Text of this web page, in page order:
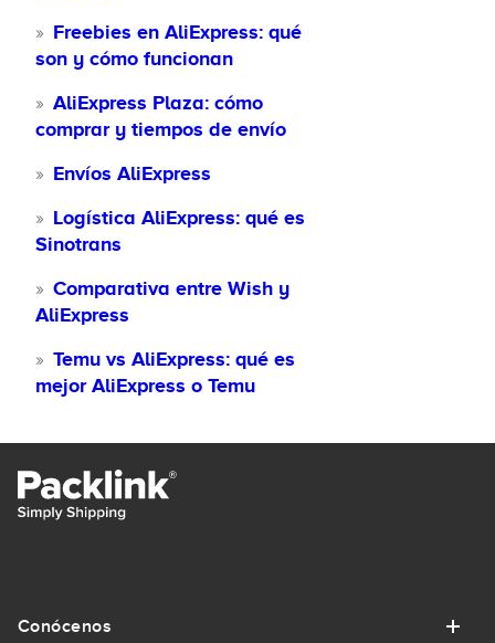
Freebies en AliExpress: qué
son y cómo funcionan
AliExpress Plaza: cómo
comprar y tiempos de envío
Envíos AliExpress
Logística AliExpress: qué es
Sinotrans
Comparativa entre Wish y
AliExpress
Temu vs AliExpress: qué es
mejor AliExpress o Temu
Conócenos